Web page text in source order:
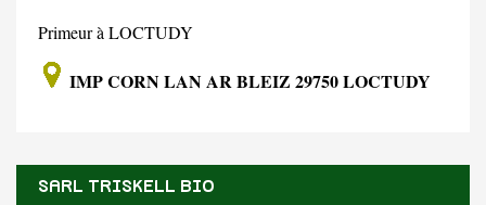
Primeur à LOCTUDY
IMP CORN LAN AR BLEIZ 29750 LOCTUDY
SARL TRISKELL BIO